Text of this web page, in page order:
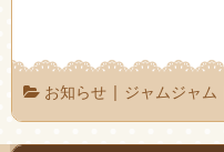
お知らせ | ジャムジャム